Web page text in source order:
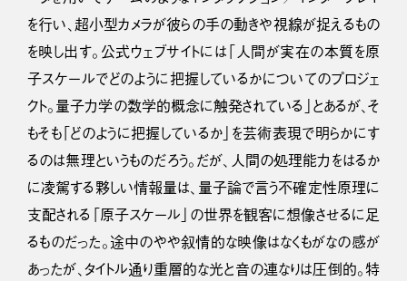
を行い、超小型カメラが彼らの手の動きや視線が捉えるもの
を映し出す。公式ウェブサイトには「人間が実在の本質を原
子スケールでどのように把握しているかについてのプロジェ
クト。量子力学の数学的概念に触発されている」とあるが、そ
もそも「どのように把握しているか」を芸術表現で明らかにす
るのは無理というものだろう。だが、人間の処理能力をはるか
に凌駕する夥しい情報量は、量子論で言う不確定性原理に
支配される「原子スケール」の世界を観客に想像させるに足
るものだった。途中のやや叙情的な映像はなくもがなの感が
あったが、タイトル通り重層的な光と音の連なりは圧倒的。特